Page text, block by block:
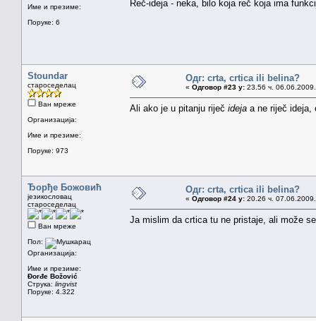
Име и презиме:
Поруке: 6
Reč-ideja - neka, bilo koja reč koja ima
Stoundar
староседелац
Ван мреже
Организација:
Име и презиме:
Поруке: 973
Одг: crta, crtica ili belina?
« Одговор #23 у: 23.56 ч.
Ali ako je u pitanju riječ ideja a ne riječ ideja,
Ђорђе Божовић
језикословац
староседелац
Ван мреже
Пол:
Организација:
Име и презиме:
Đorđe Božović
Струка: lingvist
Поруке: 4.322
Одг: crta, crtica ili belina?
« Одговор #24 у: 20.26 ч.
Ja mislim da crtica tu ne pristaje, ali može